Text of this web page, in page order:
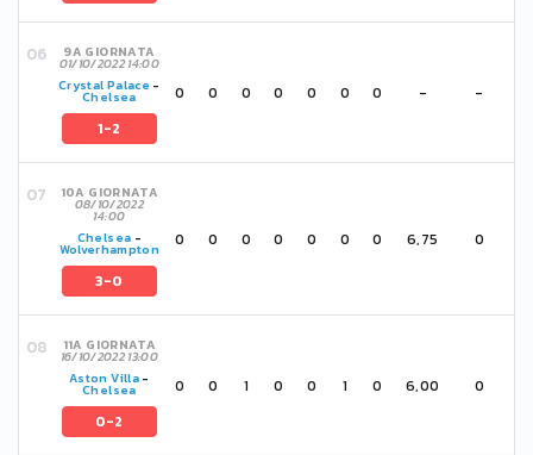
9A GIORNATA
01/10/2022 14:00
Crystal Palace -
Chelsea
1-2
0 0 0 0 0 0 0 - -
10A GIORNATA
08/10/2022
14:00
Chelsea -
Wolverhampton
3-0
0 0 0 0 0 0 0 6,75 0
11A GIORNATA
16/10/2022 13:00
Aston Villa-
Chelsea
0-2
0 0 1 0 0 1 0 6,00 0